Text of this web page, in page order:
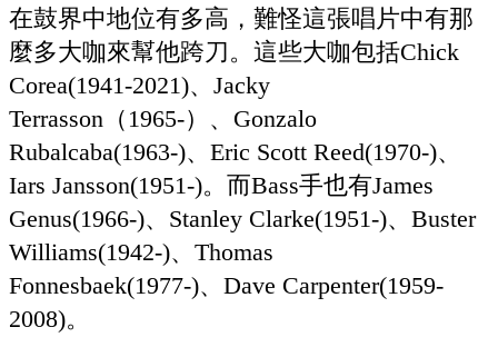
在鼓界中地位有多高，難怪這張唱片中有那
麼多大咖來幫他跨刀。這些大咖包括Chick
Corea(1941-2021)、Jacky
Terrasson（1965-）、Gonzalo
Rubalcaba(1963-)、Eric Scott Reed(1970-)、
Iars Jansson(1951-)。而Bass手也有James
Genus(1966-)、Stanley Clarke(1951-)、Buster
Williams(1942-)、Thomas
Fonnesbaek(1977-)、Dave Carpenter(1959-
2008)。